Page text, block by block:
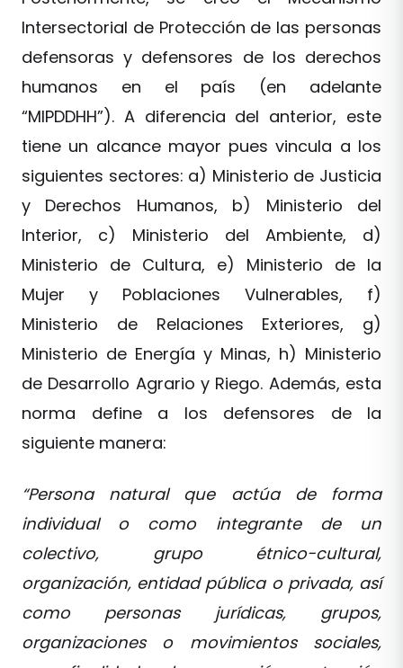
Intersectorial de Protección de las personas
defensoras y defensores de los derechos
humanos en el país (en adelante
“MIPDDHH”). A diferencia del anterior, este
tiene un alcance mayor pues vincula a los
siguientes sectores: a) Ministerio de Justicia
y Derechos Humanos, b) Ministerio del
Interior, c) Ministerio del Ambiente, d)
Ministerio de Cultura, e) Ministerio de la
Mujer y Poblaciones Vulnerables, f)
Ministerio de Relaciones Exteriores, g)
Ministerio de Energía y Minas, h) Ministerio
de Desarrollo Agrario y Riego. Además, esta
norma define a los defensores de la
siguiente manera:
“Persona natural que actúa de forma
individual o como integrante de un
colectivo, grupo étnico-cultural,
organización, entidad pública o privada, así
como personas jurídicas, grupos,
organizaciones o movimientos sociales,